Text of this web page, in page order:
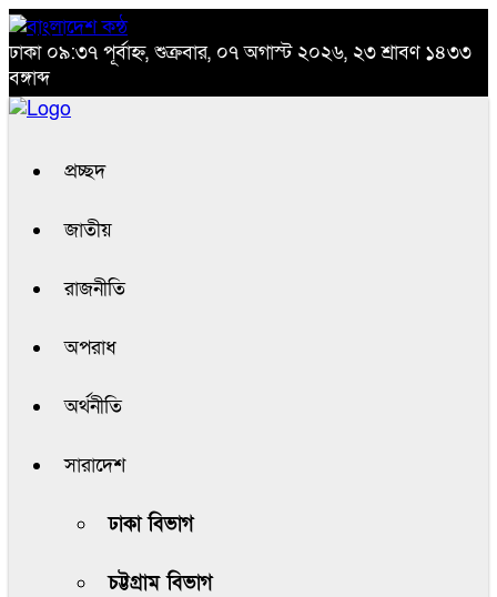
ঢাকা ০৯:৩৭ পূর্বাহ্ন, শুক্রবার, ০৭ অগাস্ট ২০২৬, ২৩ শ্রাবণ ১৪৩৩
বঙ্গাব্দ
প্রচ্ছদ
জাতীয়
রাজনীতি
অপরাধ
অর্থনীতি
সারাদেশ
ঢাকা বিভাগ
চট্টগ্রাম বিভাগ